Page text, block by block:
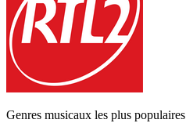
Genres musicaux les plus populaires